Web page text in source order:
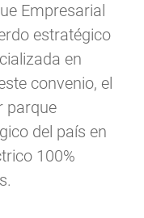
Empresarial
estratégico
en
convenio, el
parque
del país en
100%